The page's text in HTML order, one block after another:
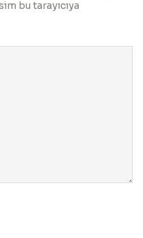
bu tarayıcıya